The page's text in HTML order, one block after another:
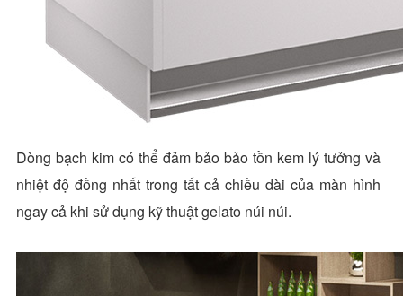
Dòng bạch kim có thể đảm bảo bảo tồn kem lý tưởng và
nhiệt độ đồng nhất trong tất cả chiều dài của màn hình
ngay cả khi sử dụng kỹ thuật gelato núi núi.